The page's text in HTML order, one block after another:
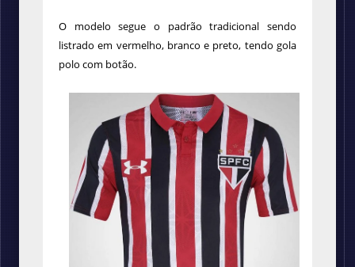
O modelo segue o padrão tradicional sendo
listrado em vermelho, branco e preto, tendo gola
polo com botão.